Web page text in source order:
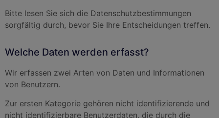
Bitte lesen Sie sich die Datenschutzbestimmungen
sorgfältig durch, bevor Sie Ihre Entscheidungen treffen.
Welche Daten werden erfasst?
Wir erfassen zwei Arten von Daten und Informationen
von Benutzern.
Zur ersten Kategorie gehören nicht identifizierende und
nicht identifizierbare Benutzerdaten, die durch die